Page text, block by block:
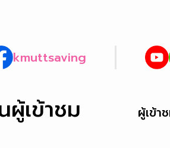
kmuttsaving
ผู้เข้าชม ผู้เข้า